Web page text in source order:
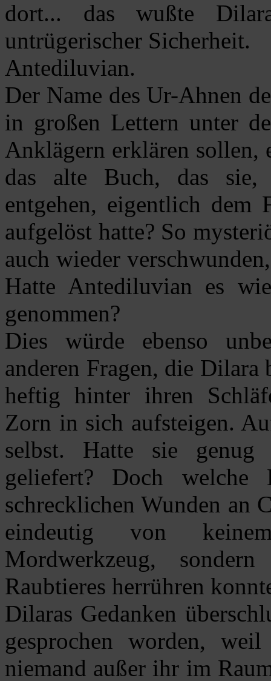
dort... das wußte
untrügerischer Sicherheit.
Antediluvian.
Der Name des Ur-Ahnen
in großen Lettern unter
Anklägern erklären sollen,
das alte Buch, das
entgehen, eigentlich
aufgelöst hatte? So
auch wieder
Hatte Antediluvian es
genommen?
Dies würde ebenso
anderen Fragen, die Dilara
heftig hinter ihren
Zorn in sich aufsteigen.
selbst. Hatte sie
geliefert? Doch
schrecklichen Wunden an
eindeutig von
Mordwerkzeug,
Raubtieres herrühren
Dilaras Gedanken
gesprochen worden,
niemand außer ihr im